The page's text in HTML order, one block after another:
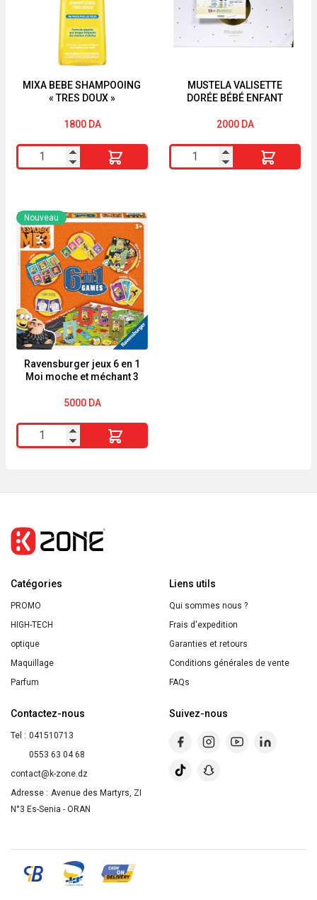
Naissance
Pieces
MIXA BEBE SHAMPOOING
« TRES DOUX »
1800 DA
quantité
de
BEBE
SHAMPOOING
"TRES
DOUX"
MUSTELA VALISETTE
DORÉE BÉBÉ ENFANT
2000 DA
quantité
de
Ravensburger jeux 6 en 1
Moi moche et méchant 3
Nouveau
5000 DA
quantité
de
en
1
moche
et
méchant
3
Catégories
PROMO
HIGH-TECH
optique
Maquillage
Parfum
Liens utils
Qui sommes nous ?
Frais d'expedition
Garanties et retours
Conditions générales de vente
FAQs
Contactez-nous
Tel : 041510713
0553 63 04 68
contact@k-zone.dz
Adresse : Avenue des Martyrs, ZI
N°3 Es-Senia - ORAN
Suivez-nous